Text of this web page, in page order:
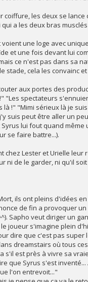
les deux se
a les deux bras
une loge avec
et une fois devant lui
ce n'est pas dans sa
stade, cela les convainc
aux portes des
"Les spectateurs
!" "Mimi sérieux là je
suis peut être aller un
lui fout quand
se faire battre...).
chez Lester et Urielle
ni de le garder, ni qu'il
ils ont pleins d'idées
de fin a provoquer
Sapho veut diriger un
joueur s'imagine plein
dire que c'est pas
dreamstairs où tous
s'il est près à vivre sa
que Syrus s'est
l'on entrevoit..."